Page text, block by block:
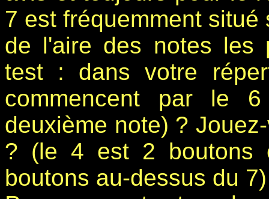
7 est fréquemment
de l'aire des notes les
test : dans votre
commencent par le
deuxième note) ?
? (le 4 est 2 boutons
boutons au-dessus du